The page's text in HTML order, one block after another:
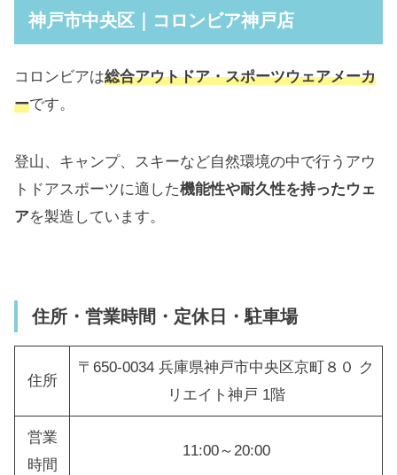
神戸市中央区｜コロンビア神戸店
コロンビアは総合アウトドア・スポーツウェアメーカ
ーです。
登山、キャンプ、スキーなど自然環境の中で行うアウ
トドアスポーツに適した機能性や耐久性を持ったウェ
アを製造しています。
住所・営業時間・定休日・駐車場
住所
〒650-0034 兵庫県神戸市中央区京町８０ ク
リエイト神戸 1階
営業
時間
11:00～20:00